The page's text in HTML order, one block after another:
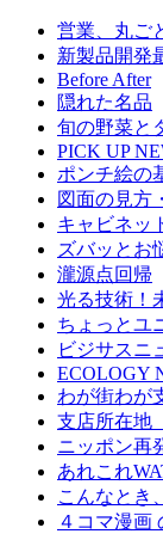
営業、丸ご
新製品開発
Before After
隠れた名品
旬の野菜と
PICK UP
ポンチ絵の
図面の見方
キャビネッ
ズバッとお
瀧源点回帰
光る技術！
ちょっとユ
ビジサスニ
ECOLOGY
わが街わが
支店所在地
ニッポン再
あれこれ
こんなとき
４コマ漫画